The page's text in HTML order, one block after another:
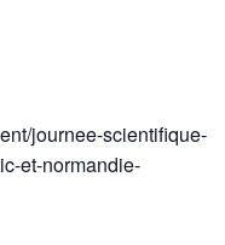
journee-scientifique-
et-normandie-